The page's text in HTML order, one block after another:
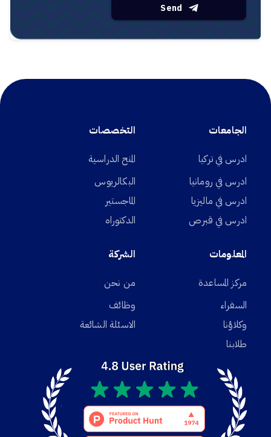
Send
الجامعات
ادرس في تركيا
ادرس في رومانيا
ادرس في ماليزيا
ادرس في قبرص
التخصصات
المنح الدراسية
البكالريوس
الماجستير
الدكتوراه
المعلومات
مركز المساعدة
السفراء
وكلاؤنا
طلابنا
الشركة
من نحن
وظائف
الاسئلة الشائعة